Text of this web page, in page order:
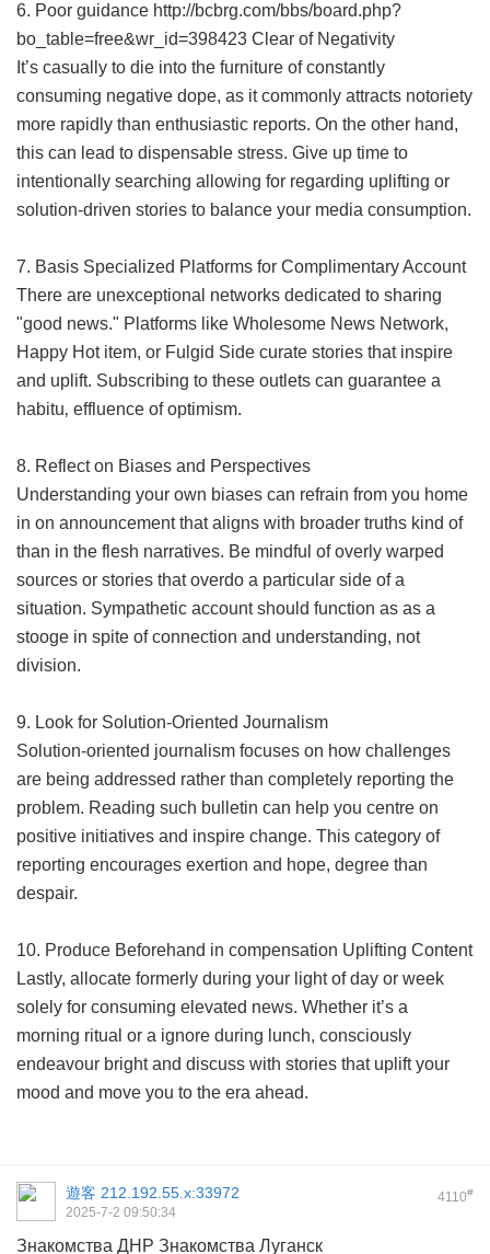
6. Poor guidance http://bcbrg.com/bbs/board.php?
bo_table=free&wr_id=398423 Clear of Negativity
It’s casually to die into the furniture of constantly
consuming negative dope, as it commonly attracts notoriety
more rapidly than enthusiastic reports. On the other hand,
this can lead to dispensable stress. Give up time to
intentionally searching allowing for regarding uplifting or
solution-driven stories to balance your media consumption.
7. Basis Specialized Platforms for Complimentary Account
There are unexceptional networks dedicated to sharing
"good news." Platforms like Wholesome News Network,
Happy Hot item, or Fulgid Side curate stories that inspire
and uplift. Subscribing to these outlets can guarantee a
habitu‚ effluence of optimism.
8. Reflect on Biases and Perspectives
Understanding your own biases can refrain from you home
in on announcement that aligns with broader truths kind of
than in the flesh narratives. Be mindful of overly warped
sources or stories that overdo a particular side of a
situation. Sympathetic account should function as as a
stooge in spite of connection and understanding, not
division.
9. Look for Solution-Oriented Journalism
Solution-oriented journalism focuses on how challenges
are being addressed rather than completely reporting the
problem. Reading such bulletin can help you centre on
positive initiatives and inspire change. This category of
reporting encourages exertion and hope, degree than
despair.
10. Produce Beforehand in compensation Uplifting Content
Lastly, allocate formerly during your light of day or week
solely for consuming elevated news. Whether it’s a
morning ritual or a ignore during lunch, consciously
endeavour bright and discuss with stories that uplift your
mood and move you to the era ahead.
4110#
遊客 212.192.55.x:33972
2025-7-2 09:50:34
Знакомства ДНР Знакомства Луганск